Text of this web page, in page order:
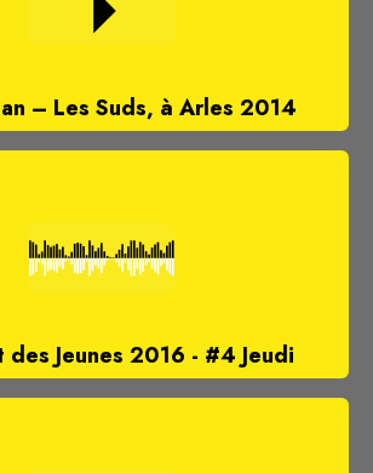
– Les Suds, à Arles 2014
des Jeunes 2016 - #4 Jeudi